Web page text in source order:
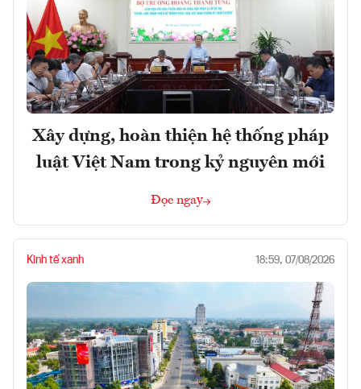
Xây dựng, hoàn thiện hệ thống pháp
luật Việt Nam trong kỷ nguyên mới
Đọc ngay
Kinh tế xanh 18:59, 07/08/2026